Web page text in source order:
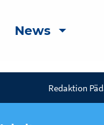
News
Redaktion